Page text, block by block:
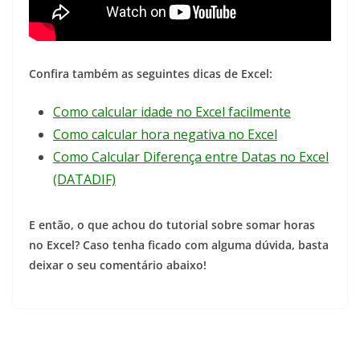
Confira também as seguintes dicas de Excel:
Como calcular idade no Excel facilmente
Como calcular hora negativa no Excel
Como Calcular Diferença entre Datas no Excel
(DATADIF)
E então, o que achou do tutorial sobre somar horas
no Excel? Caso tenha ficado com alguma dúvida, basta
deixar o seu comentário abaixo!